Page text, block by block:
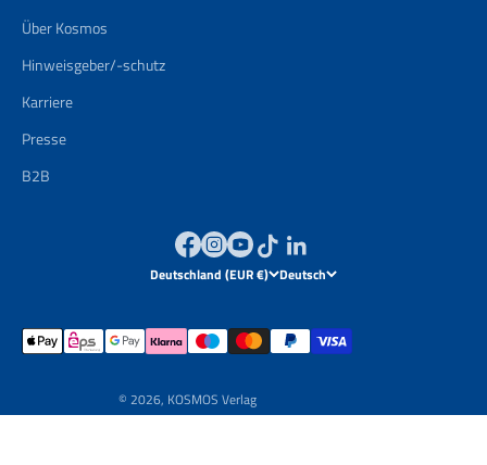
Über Kosmos
Hinweisgeber/-schutz
Karriere
Presse
B2B
Deutschland (EUR €) Deutsch
© 2026, KOSMOS Verlag
Powered byBrand Boosting GmbH